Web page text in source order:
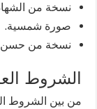
نسخة من
صورة شمسية.
نسخة من حسن
الشروط
من بين الشروط